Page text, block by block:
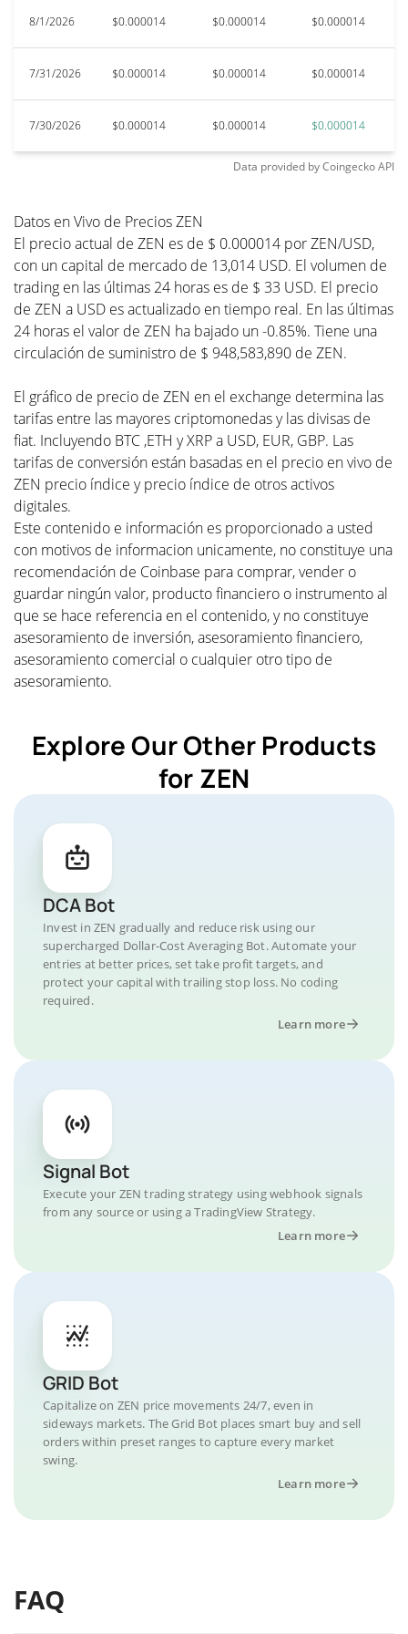
8/1/2026 $0.000014 $0.000014 $0.000014
7/31/2026 $0.000014 $0.000014 $0.000014
7/30/2026 $0.000014 $0.000014 $0.000014
Data provided byCoingeckoAPI
Datos en Vivo de Precios ZEN
El precio actual de ZEN es de $ 0.000014 por ZEN/USD,
con un capital de mercado de 13,014 USD. El volumen de
trading en las últimas 24 horas es de $ 33 USD. El precio
de ZEN a USD es actualizado en tiempo real. En las últimas
24 horas el valor de ZEN ha bajado un -0.85%. Tiene una
circulación de suministro de $ 948,583,890 de ZEN.
El gráfico de precio de ZEN en el exchange determina las
tarifas entre las mayores criptomonedas y las divisas de
fiat. Incluyendo BTC ,ETH y XRP a USD, EUR, GBP. Las
tarifas de conversión están basadas en el precio en vivo de
ZEN precio índice y precio índice de otros activos
digitales.
Este contenido e información es proporcionado a usted
con motivos de informacion unicamente, no constituye una
recomendación de Coinbase para comprar, vender o
guardar ningún valor, producto financiero o instrumento al
que se hace referencia en el contenido, y no constituye
asesoramiento de inversión, asesoramiento financiero,
asesoramiento comercial o cualquier otro tipo de
asesoramiento.
Explore Our Other Products
for ZEN
DCA Bot
Invest in ZEN gradually and reduce risk using our
supercharged Dollar-Cost Averaging Bot. Automate your
entries at better prices, set take profit targets, and
protect your capital with trailing stop loss. No coding
required.
Learn more
Signal Bot
Execute your ZEN trading strategy using webhook signals
from any source or using a TradingView Strategy.
Learn more
GRID Bot
Capitalize on ZEN price movements 24/7, even in
sideways markets. The Grid Bot places smart buy and sell
orders within preset ranges to capture every market
swing.
Learn more
FAQ